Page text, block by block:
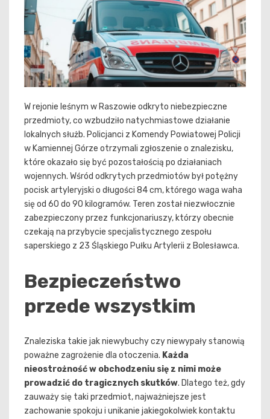
W rejonie leśnym w Raszowie odkryto niebezpieczne
przedmioty, co wzbudziło natychmiastowe działanie
lokalnych służb. Policjanci z Komendy Powiatowej Policji
w Kamiennej Górze otrzymali zgłoszenie o znalezisku,
które okazało się być pozostałością po działaniach
wojennych. Wśród odkrytych przedmiotów był potężny
pocisk artyleryjski o długości 84 cm, którego waga waha
się od 60 do 90 kilogramów. Teren został niezwłocznie
zabezpieczony przez funkcjonariuszy, którzy obecnie
czekają na przybycie specjalistycznego zespołu
saperskiego z 23 Śląskiego Pułku Artylerii z Bolesławca.
Bezpieczeństwo
przede wszystkim
Znaleziska takie jak niewybuchy czy niewypały stanowią
poważne zagrożenie dla otoczenia. Każda
nieostrożność w obchodzeniu się z nimi może
prowadzić do tragicznych skutków. Dlatego też, gdy
zauważy się taki przedmiot, najważniejsze jest
zachowanie spokoju i unikanie jakiegokolwiek kontaktu